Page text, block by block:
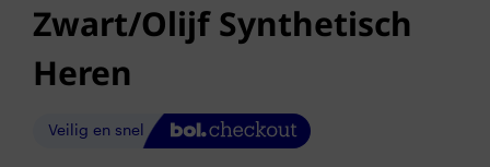
Zwart/Olijf Synthetisch
Heren